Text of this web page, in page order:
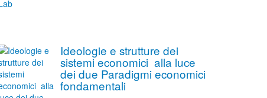
Ideologie e strutture dei
sistemi economici alla luce
dei due Paradigmi economici
fondamentali